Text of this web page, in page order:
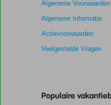
Collection
Hotel
Scores
dan
Algemene Voorwaarden
Algemene Informatie
Actievoorwaarden
Veelgestelde Vragen
Populaire